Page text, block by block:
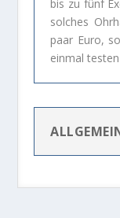
bis zu fünf
solches
paar Euro,
einmal